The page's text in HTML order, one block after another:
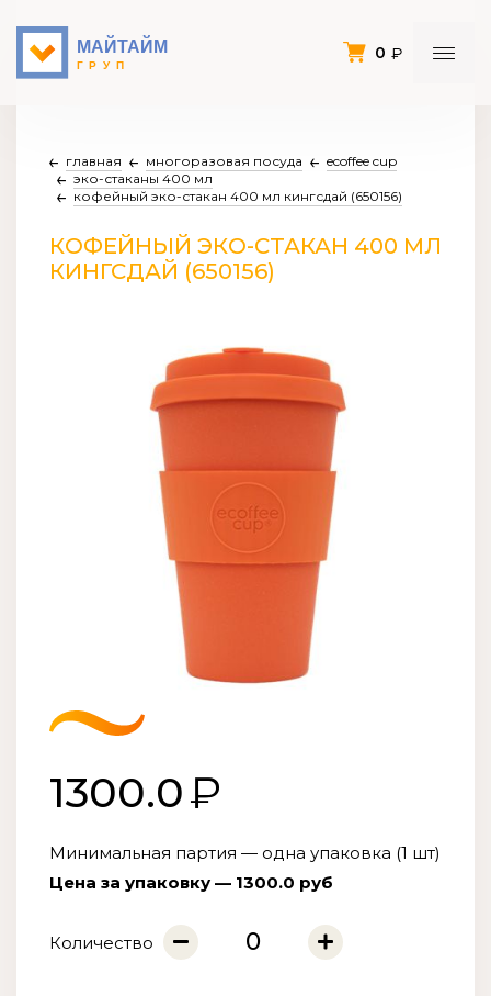
0
главная многоразовая посуда
ecoffee cup
эко-стаканы 400 мл
кофейный эко-стакан 400 мл кингсдай (650156)
КОФЕЙНЫЙ ЭКО-СТАКАН 400 МЛ
КИНГСДАЙ (650156)
1300.0
Минимальная партия — одна упаковка (1 шт)
Цена за упаковку — 1300.0 руб
Количество